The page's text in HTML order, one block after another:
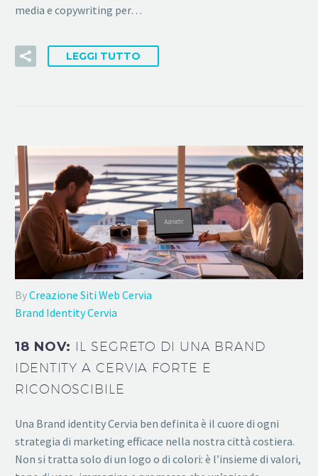
media e copywriting per…
LEGGI TUTTO
ByCreazione Siti Web Cervia
Brand Identity Cervia
18 NOV: IL SEGRETO DI UNA BRAND
IDENTITY A CERVIA FORTE E
RICONOSCIBILE
Una Brand identity Cervia ben definita è il cuore di ogni
strategia di marketing efficace nella nostra città costiera.
Non si tratta solo di un logo o di colori: è l’insieme di valori,